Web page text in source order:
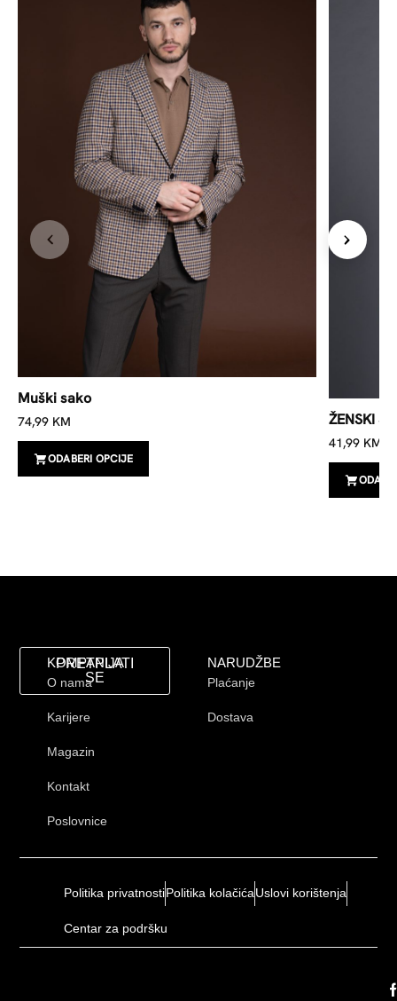
Muški sako
74,99 KM
ODABERI OPCIJE
ŽENSKI
41,99 KM
KOMPANIJA
O nama
Karijere
Magazin
Kontakt
Poslovnice
NARUDŽBE
Plaćanje
Dostava
PRETPLATI
SE
Politika privatnostiPolitika kolačićaUslovi korištenja
Centar za podršku